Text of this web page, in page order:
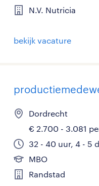
N.V. Nutricia
bekijk vacature
Dordrecht
€ 2.700 - 3.081
32 - 40 uur, 4 - 5
MBO
Randstad